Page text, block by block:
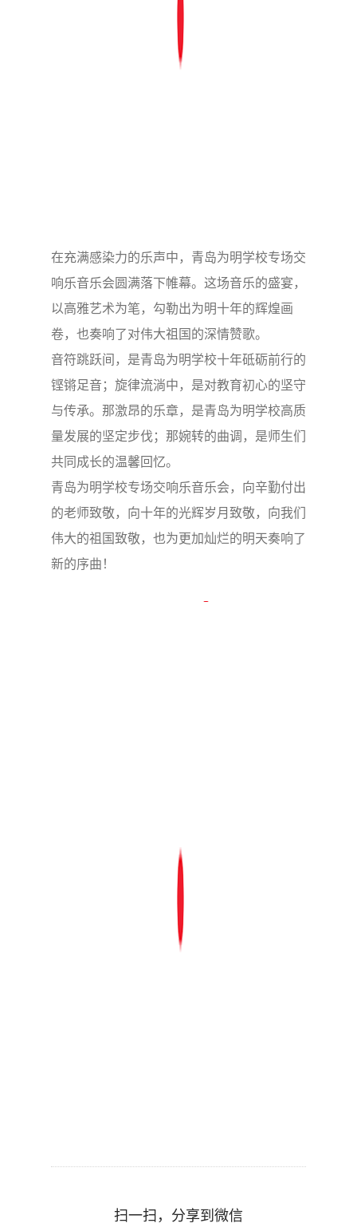
在充满感染力的乐声中，青岛为明学校专场交
响乐音乐会圆满落下帷幕。这场音乐的盛宴，
以高雅艺术为笔，勾勒出为明十年的辉煌画
卷，也奏响了对伟大祖国的深情赞歌。
音符跳跃间，是青岛为明学校十年砥砺前行的
铿锵足音；旋律流淌中，是对教育初心的坚守
与传承。那激昂的乐章，是青岛为明学校高质
量发展的坚定步伐；那婉转的曲调，是师生们
共同成长的温馨回忆。
青岛为明学校专场交响乐音乐会，向辛勤付出
的老师致敬，向十年的光辉岁月致敬，向我们
伟大的祖国致敬，也为更加灿烂的明天奏响了
新的序曲！
扫一扫，分享到微信